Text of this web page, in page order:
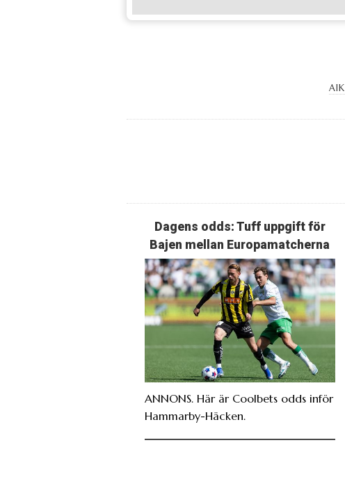
AIK
Dagens odds: Tuff uppgift för
Bajen mellan Europamatcherna
ANNONS. Här är Coolbets odds inför
Hammarby-Häcken.